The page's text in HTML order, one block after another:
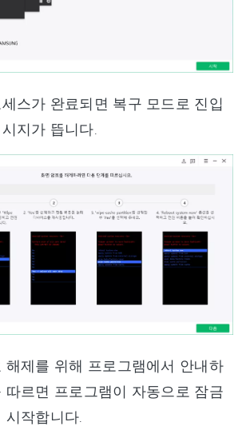
스가 완료되면 복구 모드로 진입
지가 뜹니다.
해제를 위해 프로그램에서 안내하
따르면 프로그램이 자동으로 잠금
시작합니다.